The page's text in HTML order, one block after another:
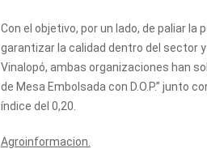
Con el objetivo, por un lado, de paliar
garantizar la calidad dentro del sector
Vinalopó, ambas organizaciones han
de Mesa Embolsada con D.O.P.” junto
índice del 0,20.
Agroinformacion.